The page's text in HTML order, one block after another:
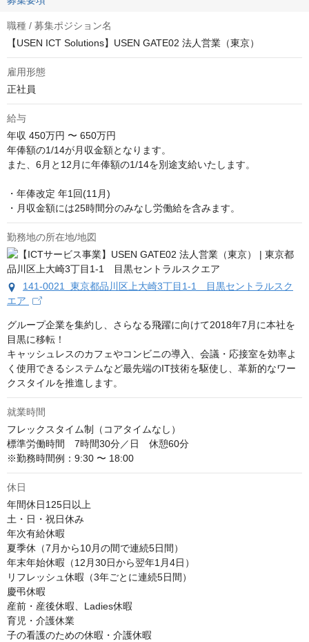
職種 / 募集ポジション名
【USEN ICT Solutions】USEN GATE02 法人営業（東京）
雇用形態
正社員
給与
年収 450万円 〜 650万円
年俸額の1/14が月収金額となります。
また、6月と12月に年俸額の1/14を別途支給いたします。
・年俸改定 年1回(11月)
・月収金額には25時間分のみなし労働給を含みます。
勤務地の所在地/地図
141-0021 東京都品川区上大崎3丁目1-1 目黒セントラルスク
エア
グループ企業を集約し、さらなる飛躍に向けて2018年7月に本社を
目黒に移転！
キャッシュレスのカフェやコンビニの導入、会議・応接室を効率よ
く使用できるシステムなど最先端のIT技術を駆使し、革新的なワー
クスタイルを推進します。
就業時間
フレックスタイム制（コアタイムなし）
標準労働時間　7時間30分／日　休憩60分
※勤務時間例：9:30 〜 18:00
休日
年間休日125日以上
土・日・祝日休み
年次有給休暇
夏季休（7月から10月の間で連続5日間）
年末年始休暇（12月30日から翌年1月4日）
リフレッシュ休暇（3年ごとに連続5日間）
慶弔休暇
産前・産後休暇、Ladies休暇
育児・介護休業
子の看護のための休暇・介護休暇